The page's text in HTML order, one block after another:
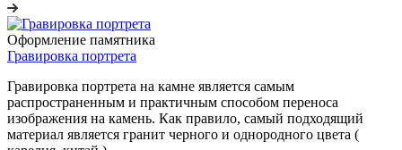
Оформление памятника
Гравировка портрета
Гравировка портрета на камне является самым
распространенным и практичным способом переноса
изображения на камень. Как правило, самый подходящий
материал является гранит черного и однородного цвета (